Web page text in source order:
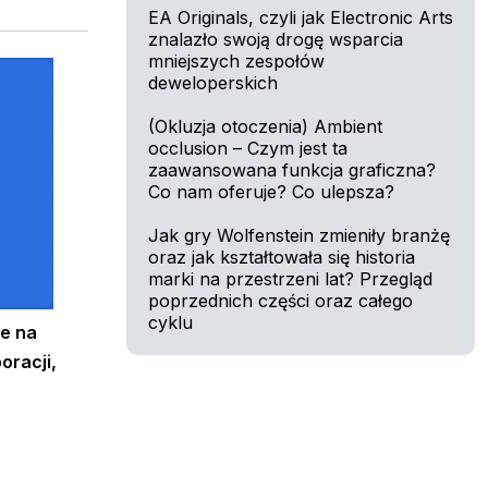
na
EA Originals, czyli jak Electronic Arts
znalazło swoją drogę wsparcia
mniejszych zespołów
deweloperskich
(Okluzja otoczenia) Ambient
occlusion – Czym jest ta
zaawansowana funkcja graficzna?
Co nam oferuje? Co ulepsza?
Jak gry Wolfenstein zmieniły branżę
oraz jak kształtowała się historia
marki na przestrzeni lat? Przegląd
poprzednich części oraz całego
cyklu